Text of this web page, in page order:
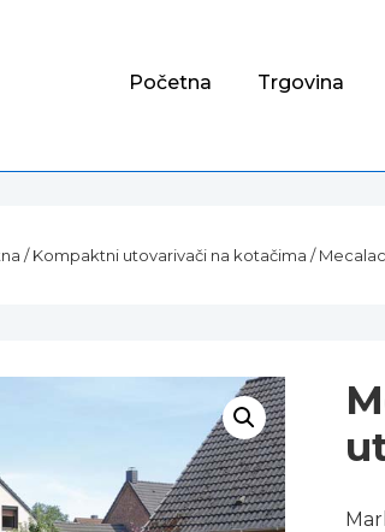
Početna Trgovina
/Kompaktni utovarivači na kotačima /